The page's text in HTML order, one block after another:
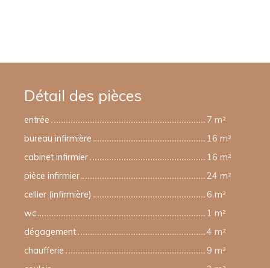
Détail des pièces
entrée
7 m²
bureau infirmière
16 m²
cabinet infirmier
16 m²
pièce infirmier
24 m²
cellier (infirmière)
6 m²
wc
1 m²
dégagement
4 m²
chaufferie
9 m²